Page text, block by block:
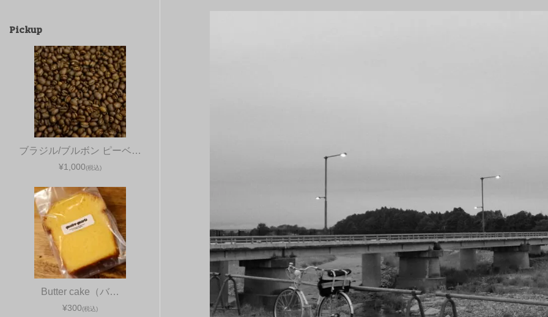
Pickup
ブラジル/ブルボン ピーベ…
¥1,000(税込)
Butter cake（バ…
¥300(税込)